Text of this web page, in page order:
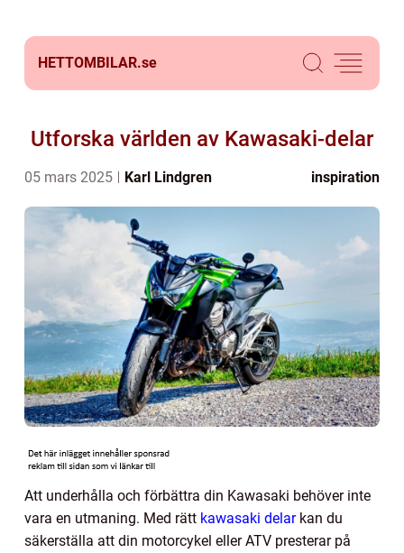
HETTOMBILAR.se
Utforska världen av Kawasaki-delar
05 mars 2025 Karl Lindgren inspiration
Att underhålla och förbättra din Kawasaki behöver inte
vara en utmaning. Med rätt kawasaki delarkan du
säkerställa att din motorcykel eller ATV presterar på